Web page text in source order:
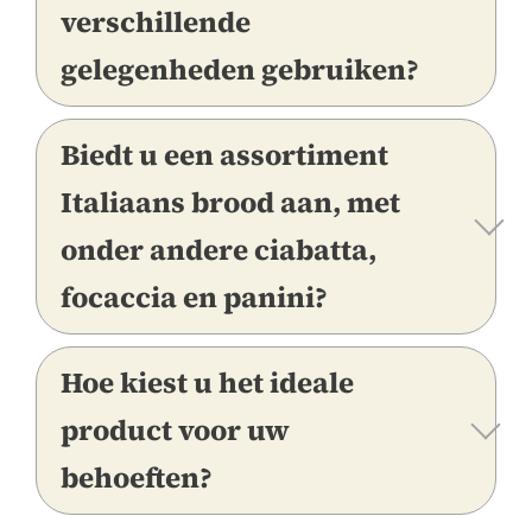
verschillende
gelegenheden gebruiken?
Biedt u een assortiment
Italiaans brood aan, met
onder andere ciabatta,
focaccia en panini?
Hoe kiest u het ideale
product voor uw
behoeften?